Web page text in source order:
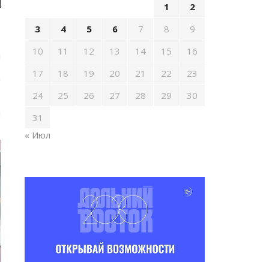
1
2
3
4 5 6 7 8
9
10
11 12 13 14 15
16
17
18 19 20 21 22
23
24
25 26 27 28 29
30
31
« Июл